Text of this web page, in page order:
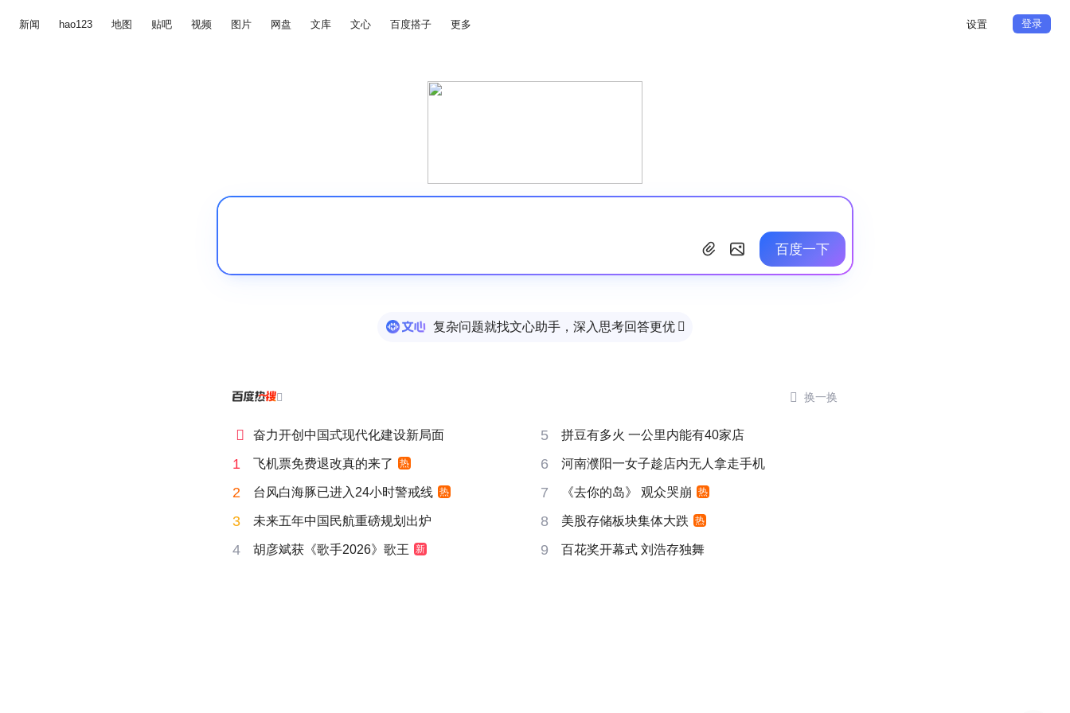
新闻 hao123 地图 贴吧 视频 图片 网盘 文库 文心 百度搭子 更多 设置 登录
百度一下
复杂问题就找文心助手，深入思考回答更优 
  换一换
 奋力开创中国式现代化建设新局面 5 拼豆有多火 一公里内能有40家店
1 飞机票免费退改真的来了 热 6 河南濮阳一女子趁店内无人拿走手机
2 台风白海豚已进入24小时警戒线 热 7 《去你的岛》 观众哭崩 热
3 未来五年中国民航重磅规划出炉 8 美股存储板块集体大跌 热
4 胡彦斌获《歌手2026》歌王 新 9 百花奖开幕式 刘浩存独舞